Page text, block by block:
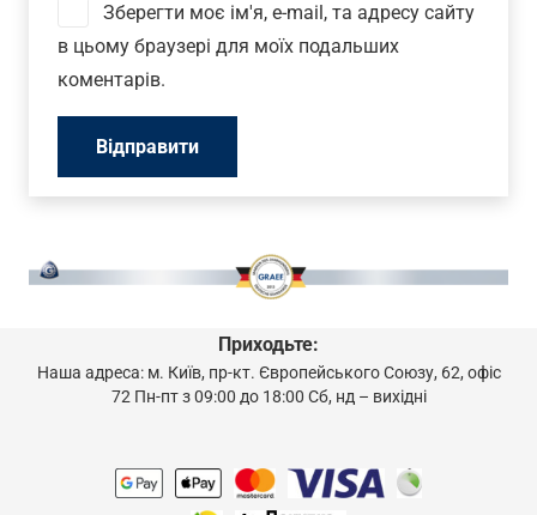
Зберегти моє ім'я, e-mail, та адресу сайту
в цьому браузері для моїх подальших
коментарів.
Приходьте:
Наша адреса: м. Київ, пр-кт. Європейського Союзу, 62, офіс
72 Пн-пт з 09:00 до 18:00 Сб, нд – вихідні